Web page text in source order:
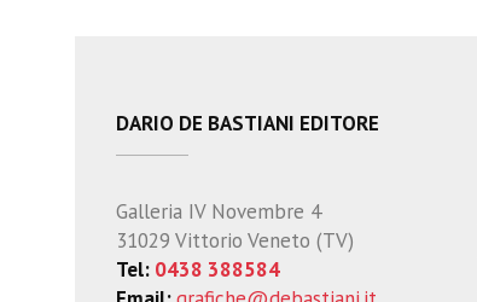
DARIO DE BASTIANI EDITORE
Galleria IV Novembre 4
31029 Vittorio Veneto (TV)
Tel: 0438 388584